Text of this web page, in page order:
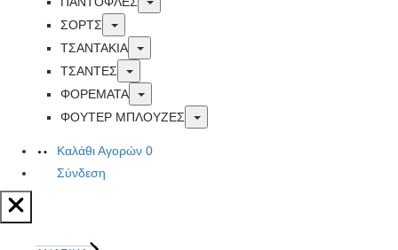
ΣΟΡΤΣ
Toggle
ΤΣΑΝΤΑΚΙΑ
Toggle
ΤΣΑΝΤΕΣ
Toggle
ΦΟΡΕΜΑΤΑ
Toggle
ΦΟΥΤΕΡ ΜΠΛΟΥΖΕΣ
Toggle
Καλάθι Αγορών 0
Σύνδεση